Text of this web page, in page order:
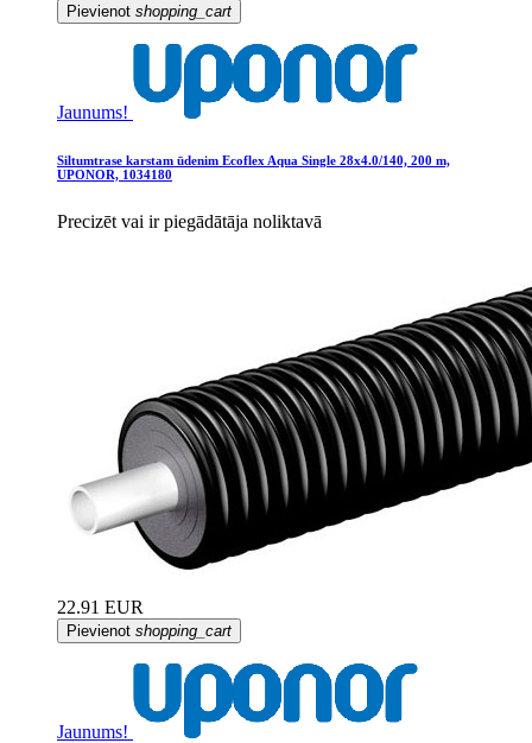
Pievienot shopping_cart
Jaunums!
Siltumtrase karstam ūdenim Ecoflex Aqua Single 28x4.0/140, 200 m,
UPONOR, 1034180
Precizēt vai ir piegādātāja noliktavā
22.91 EUR
Pievienot shopping_cart
Jaunums!